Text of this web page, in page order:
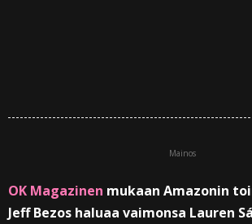
Mainos
OK Magazinen mukaan Amazonin
Jeff Bezos haluaa vaimonsa Lauren